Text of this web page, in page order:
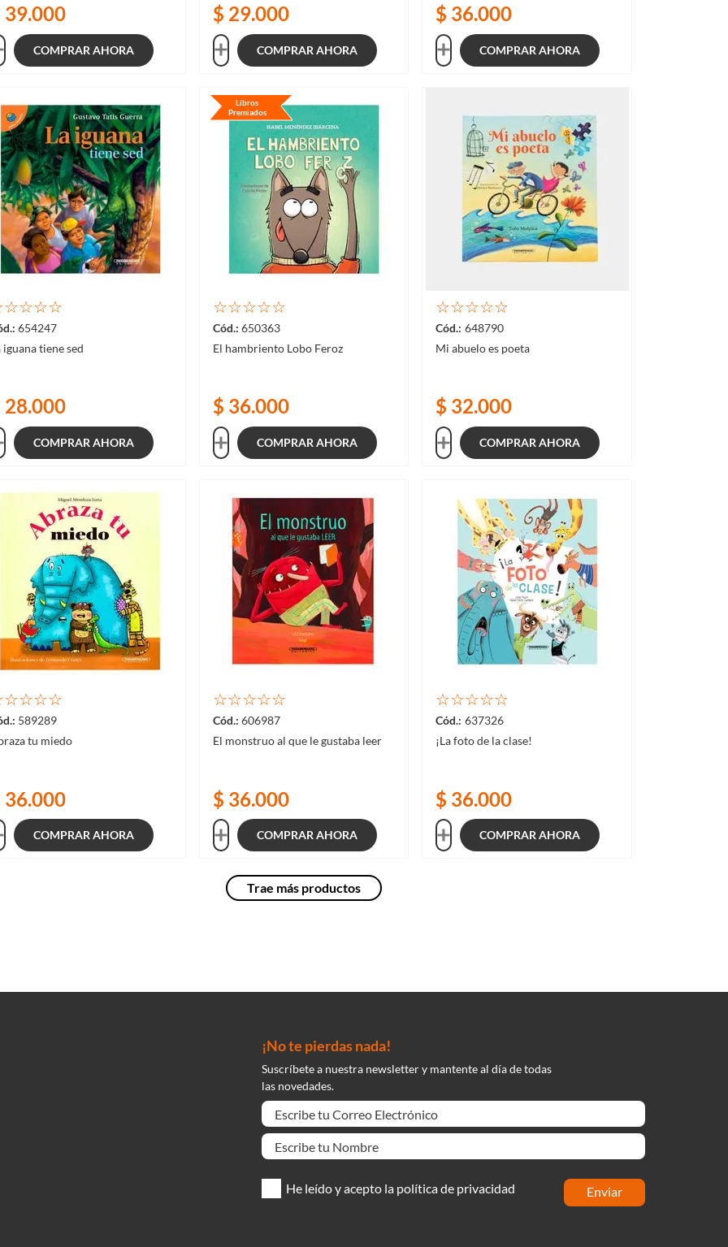
39.000
COMPRAR AHORA
$ 29.000
COMPRAR AHORA
$ 36.000
COMPRAR AHORA
☆☆☆☆
654247
iguana tiene sed
28.000
COMPRAR AHORA
Libros
Premiados
☆☆☆☆☆
650363
El hambriento Lobo Feroz
$ 36.000
COMPRAR AHORA
☆☆☆☆☆
648790
Mi abuelo es poeta
$ 32.000
COMPRAR AHORA
☆☆☆☆
589289
tu miedo
36.000
COMPRAR AHORA
☆☆☆☆☆
606987
El monstruo al que le gustaba leer
$ 36.000
COMPRAR AHORA
☆☆☆☆☆
637326
¡La foto de la clase!
$ 36.000
COMPRAR AHORA
¡No te pierdas nada!
Suscríbete a nuestra newsletter y mantente al día de todas
las novedades.
He leído y acepto la política de privacidad enviar